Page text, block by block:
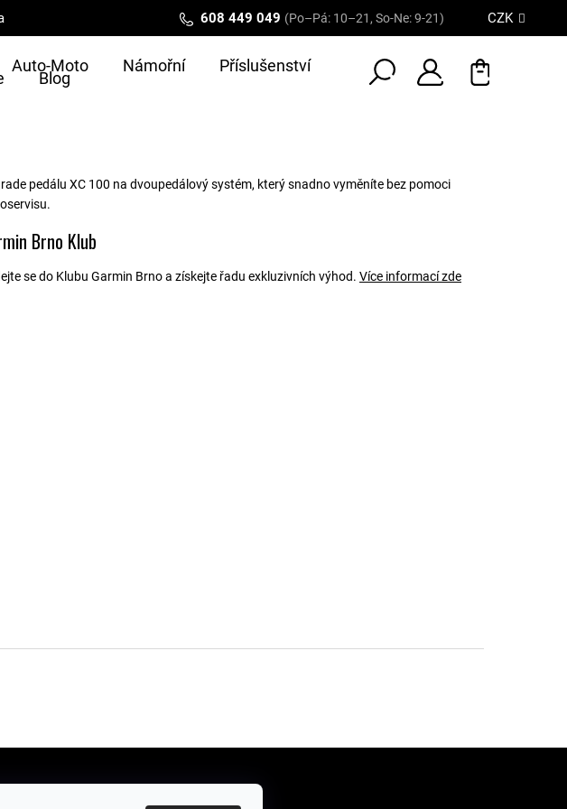
608 449 049 (Po–Pá: 10–21, So-Ne: 9-21) CZK
Auto-Moto Námořní Příslušenství
Blog
pedálu XC 100 na dvoupedálový systém, který snadno vyměníte bez pomoci
Brno Klub
se do Klubu Garmin Brno a získejte řadu exkluzivních výhod. Více informací zde